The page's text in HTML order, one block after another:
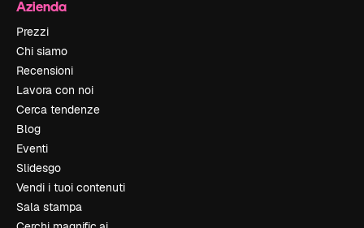
Azienda
Prezzi
Chi siamo
Recensioni
Lavora con noi
Cerca tendenze
Blog
Eventi
Slidesgo
Vendi i tuoi contenuti
Sala stampa